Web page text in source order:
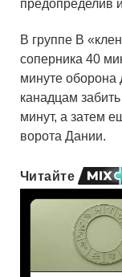
предопределив
В группе В
соперника 40
минуте оборона
канадцам
минут, а затем
ворота Дании.
Читайте